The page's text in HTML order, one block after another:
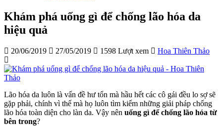
Khám phá uống gì để chống lão hóa da
hiệu quả
20/06/2019 27/05/2019 1598 Lượt xem Hoa Thiên Thảo
Lão hóa da luôn là vấn đề hư tổn mà hầu hết các cô gái đều lo sợ sẽ
gặp phải, chính vì thế mà họ luôn tìm kiếm những giải pháp chống
lão hóa toàn diện cho làn da. Vậy nên uống gì để chống lão hóa từ
bên trong?